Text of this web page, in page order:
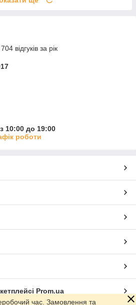
відгуків за рік
10:00 до 19:00
роботи
Prom.ua
час. Замовлення та